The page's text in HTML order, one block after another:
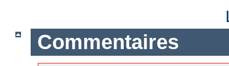
Commentaires